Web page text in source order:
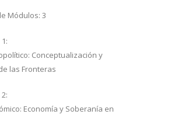
Módulos: 3
Conceptualización y
las Fronteras
Economía y Soberanía en